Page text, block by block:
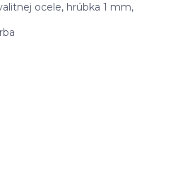
ocele, hrúbka 1 mm,